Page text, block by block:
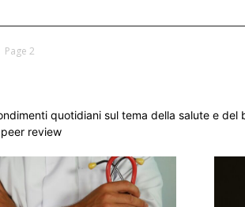
Page 2
quotidiani sul tema della salute e
review